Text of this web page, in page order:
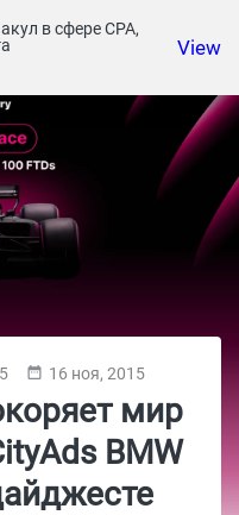
в сфере СРА,
View
16 ноя, 2015
мир
BMW